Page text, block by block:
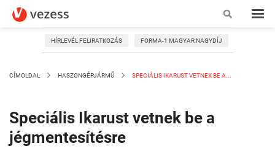
HÍRLEVÉL FELIRATKOZÁS FORMA-1 MAGYAR NAGYDÍJ
CÍMOLDAL HASZONGÉPJÁRMŰ SPECIÁLIS IKARUST VETNEK BE A...
Speciális Ikarust vetnek be a
jégmentesítésre